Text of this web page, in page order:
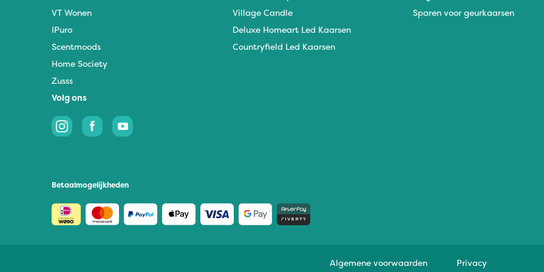
VT Wonen
IPuro
Scentmoods
Home Society
Zusss
Village Candle
Deluxe Homeart Led Kaarsen
Countryfield Led Kaarsen
Sparen voor geurkaarsen
Volg ons
Betaalmogelijkheden
Algemene voorwaarden Privacy